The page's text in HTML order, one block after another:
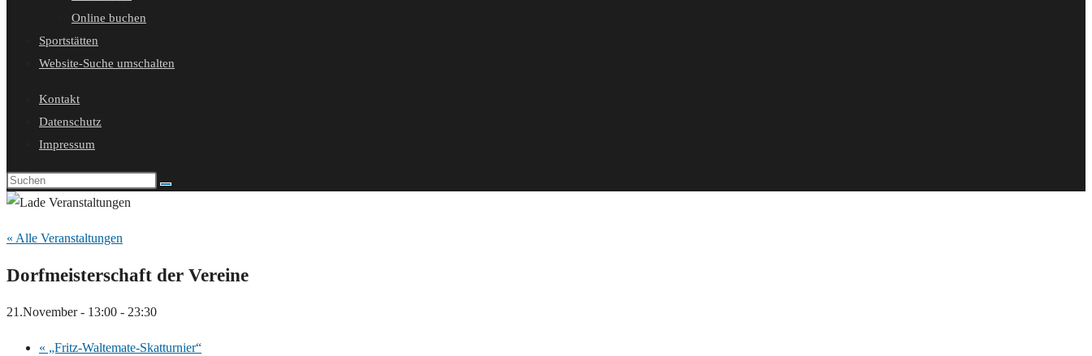
Online buchen
Sportstätten
Website-Suche umschalten
Kontakt
Datenschutz
Impressum
« Alle Veranstaltungen
Dorfmeisterschaft der Vereine
21.November - 13:00 - 23:30
« „Fritz-Waltemate-Skatturnier“